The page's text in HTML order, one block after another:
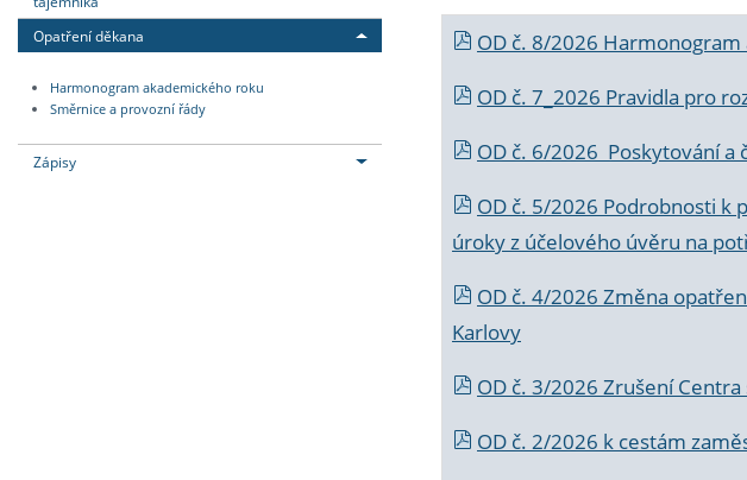
Opatření děkana
Harmonogram akademického roku
Směrnice a provozní řády
Zápisy
OD č. 8/2026
OD č. 7_2026 Pravidla pro
OD č. 6/2026 Poskytování a
OD č. 5/2026 Podrobnosti k
úroky z účelového úvěru na
OD č. 4/2026 Změna
Karlovy
OD č. 3/2026 Zrušení
OD č. 2/2026 k cestám